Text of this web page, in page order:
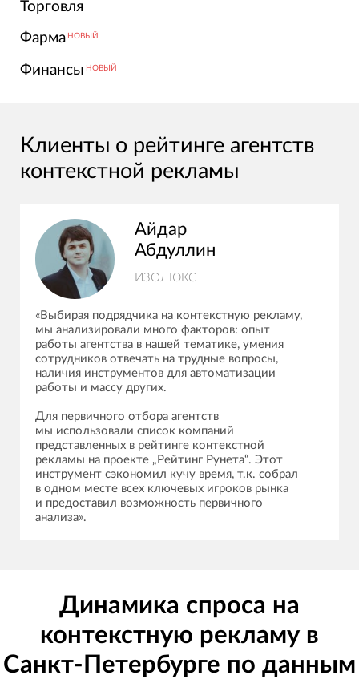
Торговля
Фарма НОВЫЙ
Финансы НОВЫЙ
Клиенты о рейтинге агентств
контекстной рекламы
Айдар
Абдуллин
ИЗОЛЮКС
«Выбирая подрядчика на контекстную рекламу,
мы анализировали много факторов: опыт
работы агентства в нашей тематике, умения
сотрудников отвечать на трудные вопросы,
наличия инструментов для автоматизации
работы и массу других.
Для первичного отбора агентств
мы использовали список компаний
представленных в рейтинге контекстной
рекламы на проекте „Рейтинг Рунета“. Этот
инструмент сэкономил кучу время, т.к. собрал
в одном месте всех ключевых игроков рынка
и предоставил возможность первичного
анализа».
Динамика спроса на
контекстную рекламу в
Санкт-Петербурге по данным